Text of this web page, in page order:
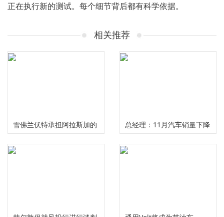
正在执行新的测试。每个细节背后都有科学依据。
相关推荐
雪佛兰伏特承担阿拉斯加的
荒野
总经理：11月汽车销量下降
2.9％